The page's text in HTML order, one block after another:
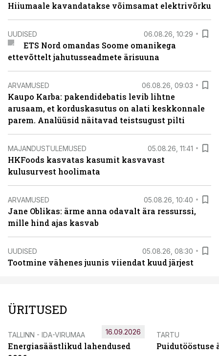
Hiiumaale kavandatakse võimsamat elektrivõrku
UUDISED 06.08.26, 10:29
ETS Nord omandas Soome omanikega
ettevõttelt jahutusseadmete ärisuuna
ARVAMUSED 06.08.26, 09:03
Kaupo Karba: pakendidebatis levib lihtne
arusaam, et korduskasutus on alati keskkonnale
parem. Analüüsid näitavad teistsugust pilti
MAJANDUSTULEMUSED 05.08.26, 11:41
HKFoods kasvatas kasumit kasvavast
kulusurvest hoolimata
ARVAMUSED 05.08.26, 10:40
Jane Oblikas: ärme anna odavalt ära ressurssi,
mille hind ajas kasvab
UUDISED 05.08.26, 08:30
Tootmine vähenes juunis viiendat kuud järjest
ÜRITUSED
TALLINN - IDA-VIRUMAA
Energiasäästlikud lahendused
16.09.2026 TARTU
Puidutööstuse